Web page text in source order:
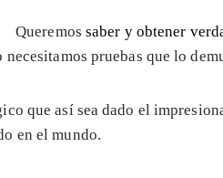
Queremos saber y obtener
pruebas que lo
que así sea dado el
en el mundo.